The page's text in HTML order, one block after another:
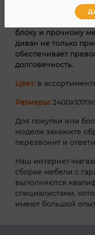
хранить все
сиденьем.
блоку и прочному
диван не только
обеспечивает
долговечность.
Цвет: в
Размеры:
Для покупки или
модели закажите
перезвонит и
Наш интернет-
сборке мебели с
выполняются
специалистами,
имеют большой